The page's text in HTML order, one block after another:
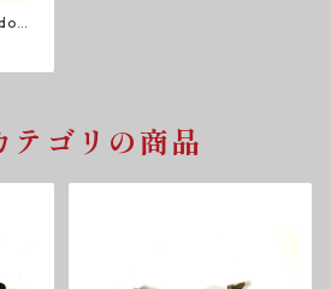
テゴリの商品